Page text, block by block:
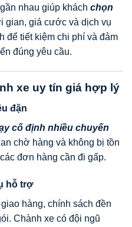
nhau giúp khách chọn
gian, giá cước và dịch vụ
để tiết kiệm chi phí và đảm
đúng yêu cầu.
xe uy tín giá hợp lý
đặn
cố định nhiều chuyến
chờ hàng và không bị tồn
đơn hàng cần đi gấp.
hỗ trợ
hàng, chính sách đền
Chành xe có đội ngũ